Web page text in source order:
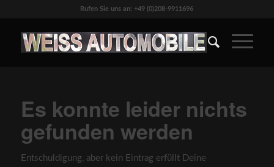
Rufen Sie uns an: +49 (0)208-9911696
Es konnte leider nichts
gefunden werden
Entschuldigung, aber kein Eintrag erfüllt Deine